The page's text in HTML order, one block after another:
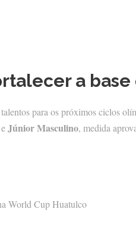
a
para os próximos ciclos
eJúnior Masculino, medida
World Cup Huatulco